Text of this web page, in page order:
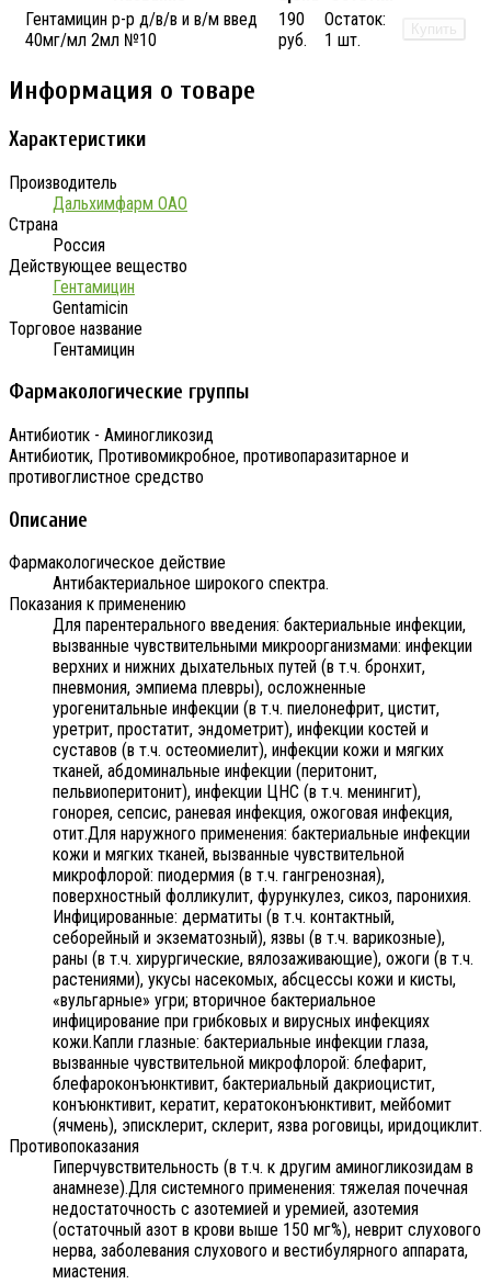
Гентамицин р-р д/в/в и в/м введ
40мг/мл 2мл №10
190
руб.
Остаток:
1 шт.
Купить
Информация о товаре
Характеристики
Производитель
Дальхимфарм ОАО
Страна
Россия
Действующее вещество
Гентамицин
Gentamicin
Торговое название
Гентамицин
Фармакологические группы
Антибиотик - Аминогликозид
Антибиотик, Противомикробное, противопаразитарное и
противоглистное средство
Описание
Фармакологическое действие
Антибактериальное широкого спектра.
Показания к применению
Для парентерального введения: бактериальные инфекции,
вызванные чувствительными микроорганизмами: инфекции
верхних и нижних дыхательных путей (в т.ч. бронхит,
пневмония, эмпиема плевры), осложненные
урогенитальные инфекции (в т.ч. пиелонефрит, цистит,
уретрит, простатит, эндометрит), инфекции костей и
суставов (в т.ч. остеомиелит), инфекции кожи и мягких
тканей, абдоминальные инфекции (перитонит,
пельвиоперитонит), инфекции ЦНС (в т.ч. менингит),
гонорея, сепсис, раневая инфекция, ожоговая инфекция,
отит.Для наружного применения: бактериальные инфекции
кожи и мягких тканей, вызванные чувствительной
микрофлорой: пиодермия (в т.ч. гангренозная),
поверхностный фолликулит, фурункулез, сикоз, паронихия.
Инфицированные: дерматиты (в т.ч. контактный,
себорейный и экзематозный), язвы (в т.ч. варикозные),
раны (в т.ч. хирургические, вялозаживающие), ожоги (в т.ч.
растениями), укусы насекомых, абсцессы кожи и кисты,
«вульгарные» угри; вторичное бактериальное
инфицирование при грибковых и вирусных инфекциях
кожи.Капли глазные: бактериальные инфекции глаза,
вызванные чувствительной микрофлорой: блефарит,
блефароконъюнктивит, бактериальный дакриоцистит,
конъюнктивит, кератит, кератоконъюнктивит, мейбомит
(ячмень), эписклерит, склерит, язва роговицы, иридоциклит.
Противопоказания
Гиперчувствительность (в т.ч. к другим аминогликозидам в
анамнезе).Для системного применения: тяжелая почечная
недостаточность с азотемией и уремией, азотемия
(остаточный азот в крови выше 150 мг%), неврит слухового
нерва, заболевания слухового и вестибулярного аппарата,
миастения.